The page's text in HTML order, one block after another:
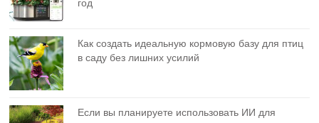
год
Как создать идеальную кормовую базу для птиц
в саду без лишних усилий
Если вы планируете использовать ИИ для